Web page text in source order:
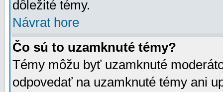
dôležité témy.
Návrat hore
Čo sú to uzamknuté témy?
Témy môžu byť uzamknuté
odpovedať na uzamknuté témy ani